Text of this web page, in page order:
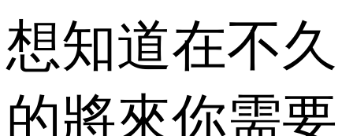
想知道在不久
的將來你需要